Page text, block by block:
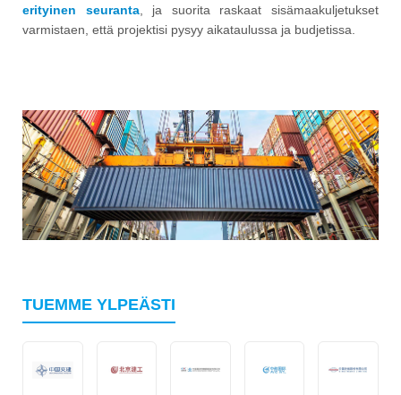
erityinen seuranta, ja suorita raskaat sisämaakuljetukset
varmistaen, että projektisi pysyy aikataulussa ja budjetissa.
TUEMME YLPEÄSTI